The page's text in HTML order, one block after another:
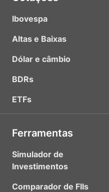
Ibovespa
Altas e Baixas
Dólar e câmbio
BDRs
ETFs
Ferramentas
Simulador de
Investimentos
Comparador de FIIs